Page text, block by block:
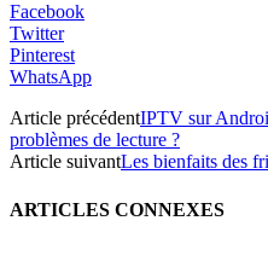
Facebook
Twitter
Pinterest
WhatsApp
Article précédentIPTV sur
problèmes de lecture ?
Article suivantLes bienfaits des
ARTICLES CONNEXES